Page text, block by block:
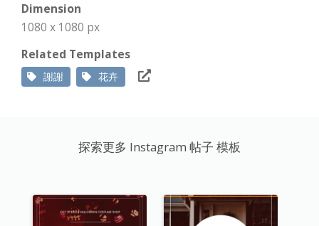
Dimension
1080 x 1080 px
Related Templates
謝謝 花卉
探索更多 Instagram 帖子 模板